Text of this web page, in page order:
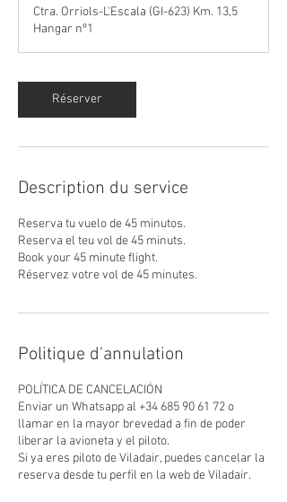
Ctra. Orriols-L'Escala (GI-623) Km. 13,5
Hangar nº1
Réserver
Description du service
Reserva tu vuelo de 45 minutos.
Reserva el teu vol de 45 minuts.
Book your 45 minute flight.
Politique d'annulation
POLÍTICA DE CANCELACIÓN
Enviar un Whatsapp al +34 685 90 61 72 o
llamar en la mayor brevedad a fin de poder
liberar la avioneta y el piloto.
Si ya eres piloto de Viladair, puedes cancelar la
reserva desde tu perfil en la web de Viladair.